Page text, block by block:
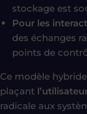
stockage est
Pour les
des échanges
points de
Ce modèle
plaçant
radicale aux